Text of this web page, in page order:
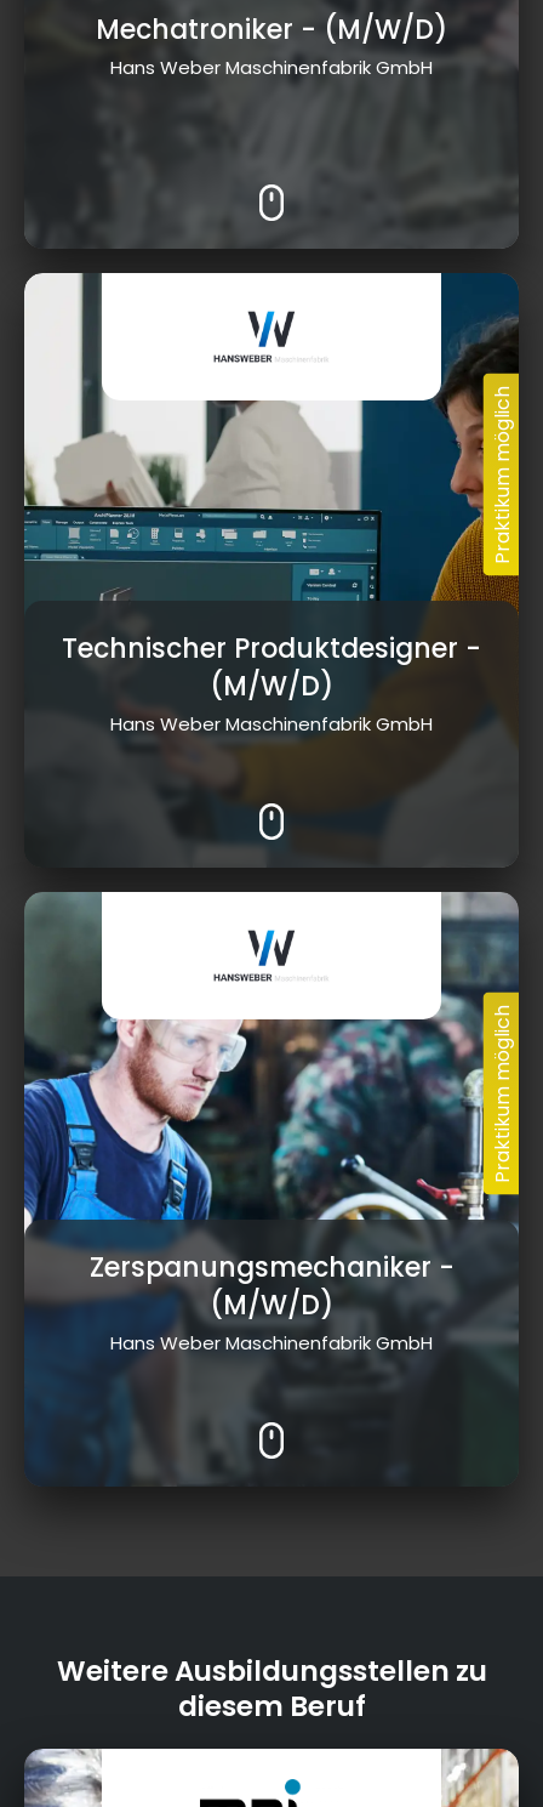
Mechatroniker - (M/W/D)
Hans Weber Maschinenfabrik GmbH
Technischer Produktdesigner -
(M/W/D)
Hans Weber Maschinenfabrik GmbH
Zerspanungsmechaniker -
(M/W/D)
Hans Weber Maschinenfabrik GmbH
Weitere Ausbildungsstellen zu
diesem Beruf